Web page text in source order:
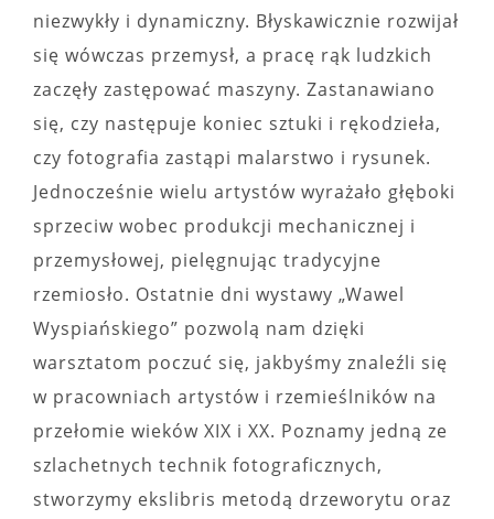
niezwykły i dynamiczny. Błyskawicznie rozwijał
się wówczas przemysł, a pracę rąk ludzkich
zaczęły zastępować maszyny. Zastanawiano
się, czy następuje koniec sztuki i rękodzieła,
czy fotografia zastąpi malarstwo i rysunek.
Jednocześnie wielu artystów wyrażało głęboki
sprzeciw wobec produkcji mechanicznej i
przemysłowej, pielęgnując tradycyjne
rzemiosło. Ostatnie dni wystawy „Wawel
Wyspiańskiego” pozwolą nam dzięki
warsztatom poczuć się, jakbyśmy znaleźli się
w pracowniach artystów i rzemieślników na
przełomie wieków XIX i XX. Poznamy jedną ze
szlachetnych technik fotograficznych,
stworzymy ekslibris metodą drzeworytu oraz